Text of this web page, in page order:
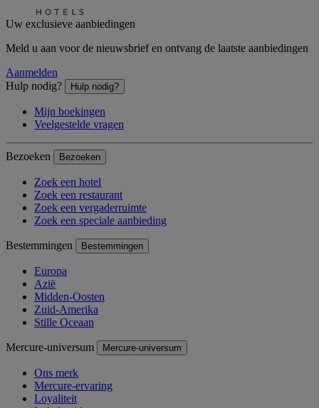
Uw exclusieve aanbiedingen
Meld u aan voor de nieuwsbrief en ontvang de laatste aanbiedingen
Aanmelden
Hulp nodig?
Hulp nodig?
Mijn boekingen
Veelgestelde vragen
Bezoeken Bezoeken
Zoek een hotel
Zoek een restaurant
Zoek een vergaderruimte
Zoek een speciale aanbieding
Bestemmingen Bestemmingen
Europa
Azië
Midden-Oosten
Zuid-Amerika
Stille Oceaan
Mercure-universum Mercure-universum
Ons merk
Mercure-ervaring
Loyaliteit